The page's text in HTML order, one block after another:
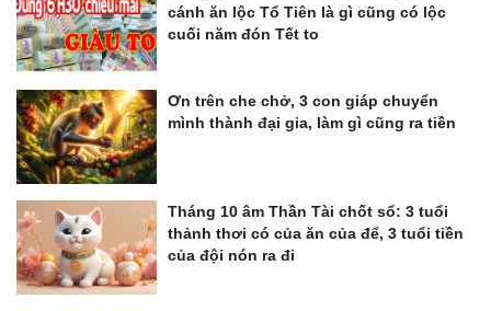
cánh ăn lộc Tổ Tiên là gì cũng có lộc
cuối năm đón Tết to
Ơn trên che chở, 3 con giáp chuyển
mình thành đại gia, làm gì cũng ra tiền
Tháng 10 âm Thần Tài chốt sổ: 3 tuổi
thảnh thơi có của ăn của để, 3 tuổi tiền
của đội nón ra đi